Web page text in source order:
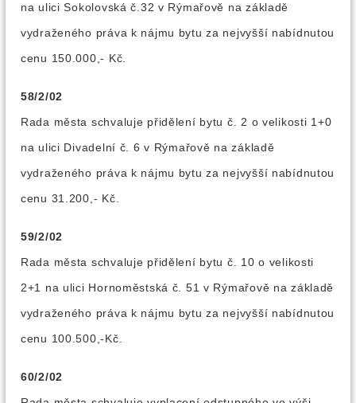
na ulici Sokolovská č.32 v Rýmařově na základě
vydraženého práva k nájmu bytu za nejvyšší nabídnutou
cenu 150.000,- Kč.
58/2/02
Rada města schvaluje přidělení bytu č. 2 o velikosti 1+0
na ulici Divadelní č. 6 v Rýmařově na základě
vydraženého práva k nájmu bytu za nejvyšší nabídnutou
cenu 31.200,- Kč.
59/2/02
Rada města schvaluje přidělení bytu č. 10 o velikosti
2+1 na ulici Hornoměstská č. 51 v Rýmařově na základě
vydraženého práva k nájmu bytu za nejvyšší nabídnutou
cenu 100.500,-Kč.
60/2/02